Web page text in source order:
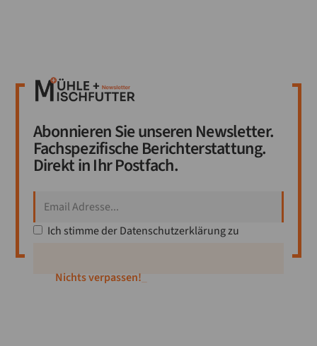
Abonnieren Sie unseren Newsletter.
Fachspezifische Berichterstattung.
Direkt in Ihr Postfach.
Ich stimme derDatenschutzerklärungzu
Nichts verpassen!